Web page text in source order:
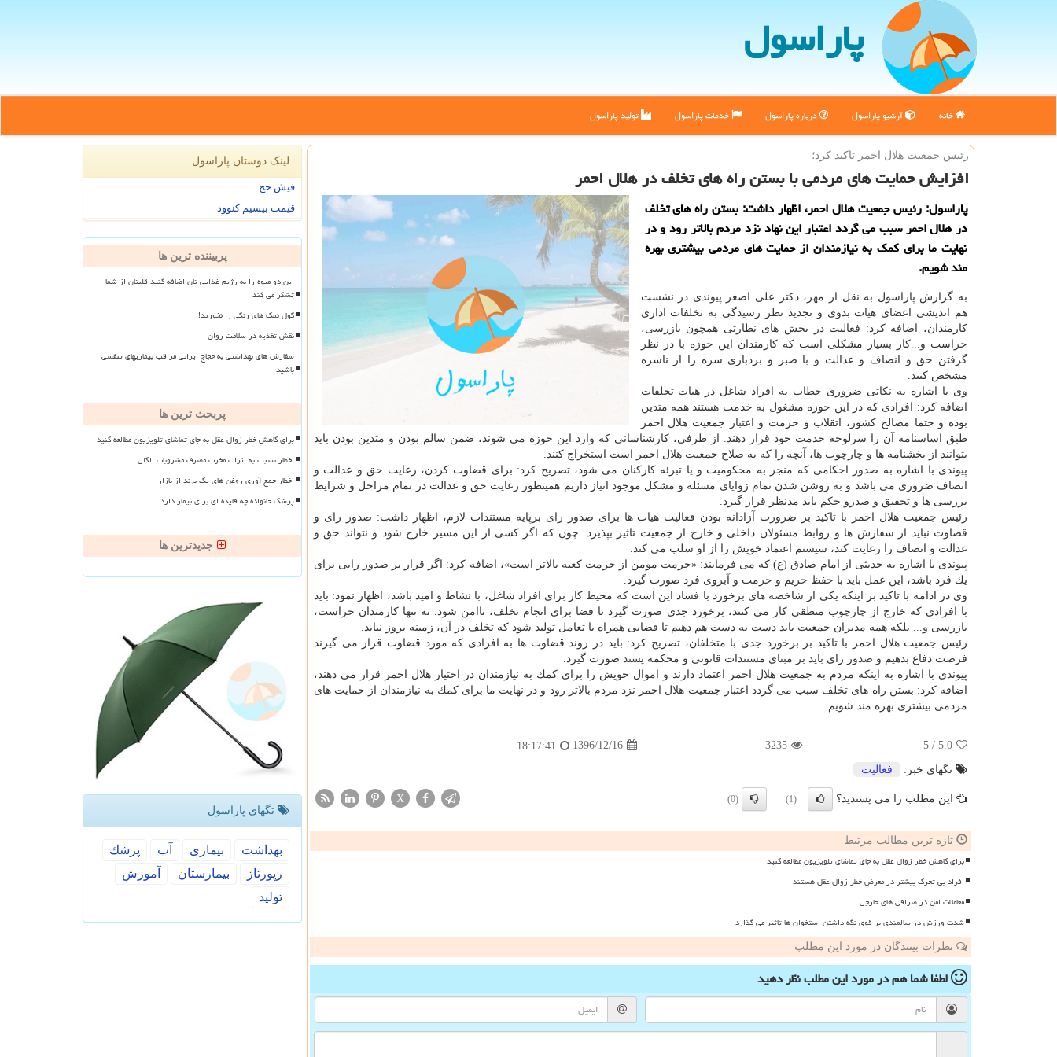
پاراسول
خانه آرشیو پاراسول درباره پاراسول خدمات پاراسول تولید پاراسول
رئیس جمعیت هلال احمر تاكید كرد؛
افزایش حمایت های مردمی با بستن راه های تخلف در هلال احمر
پاراسول: رئیس جمعیت هلال احمر، اظهار داشت: بستن راه های تخلف
در هلال احمر سبب می گردد اعتبار این نهاد نزد مردم بالاتر رود و در
نهایت ما برای كمك به نیازمندان از حمایت های مردمی بیشتری بهره
مند شویم.
به گزارش پاراسول به نقل از مهر، دكتر علی اصغر پیوندی در نشست
هم اندیشی اعضای هیات بدوی و تجدید نظر رسیدگی به تخلفات اداری
كارمندان، اضافه كرد: فعالیت در بخش های نظارتی همچون بازرسی،
حراست و...كار بسیار مشكلی است كه كارمندان این حوزه با در نظر
گرفتن حق و انصاف و عدالت و با صبر و بردباری سره را از ناسره
مشخص كنند.
وی با اشاره به نكاتی ضروری خطاب به افراد شاغل در هیات تخلفات
اضافه كرد: افرادی كه در این حوزه مشغول به خدمت هستند همه متدین
بوده و حتما مصالح كشور، اتقلاب و حرمت و اعتبار جمعیت هلال احمر
طبق اساسنامه آن را سرلوحه خدمت خود قرار دهند. از طرفی، كارشناسانی كه وارد این حوزه می شوند، ضمن سالم بودن و متدین بودن باید
بتوانند از بخشنامه ها و چارچوب ها، آنچه را كه به صلاح جمعیت هلال احمر است استخراج كنند.
پیوندی با اشاره به صدور احكامی كه منجر به محكومیت و یا تبرئه كاركنان می شود، تصریح كرد: برای قضاوت كردن، رعایت حق و عدالت و
انصاف ضروری می باشد و به روشن شدن تمام زوایای مسئله و مشكل موجود انیاز داریم همینطور رعایت حق و عدالت در تمام مراحل و شرایط
بررسی ها و تحقیق و صدرو حكم باید مدنظر قرار گیرد.
رئیس جمعیت هلال احمر با تاكید بر ضرورت آزادانه بودن فعالیت هیات ها برای صدور رای برپایه مستندات لازم، اظهار داشت: صدور رای و
قضاوت نباید از سفارش ها و روابط مسئولان داخلی و خارج از جمعیت تاثیر بپذیرد. چون كه اگر كسی از این مسیر خارج شود و نتواند حق و
عدالت و انصاف را رعایت كند، سیستم اعتماد خویش را از او سلب می كند.
پیوندی با اشاره به حدیثی از امام صادق (ع) كه می فرمایند: «حرمت مومن از حرمت كعبه بالاتر است»، اضافه كرد: اگر قرار بر صدور رایی برای
یك فرد باشد، این عمل باید با حفظ حریم و حرمت و آبروی فرد صورت گیرد.
وی در ادامه با تاكید بر اینكه یكی از شاخصه های برخورد با فساد این است كه محیط كار برای افراد شاغل، با نشاط و امید باشد، اظهار نمود: باید
با افرادی كه خارج از چارچوب منطقی كار می كنند، برخورد جدی صورت گیرد تا فضا برای انجام تخلف، ناامن شود. نه تنها كارمندان حراست،
بازرسی و... بلكه همه مدیران جمعیت باید دست به دست هم دهیم تا فضایی همراه با تعامل تولید شود كه تخلف در آن، زمینه بروز نیابد.
رئیس جمعیت هلال احمر با تاكید بر برخورد جدی با متخلفان، تصریح كرد: باید در روند قضاوت ها به افرادی كه مورد قضاوت قرار می گیرند
فرصت دفاع بدهیم و صدور رای باید بر مبنای مستندات قانونی و محكمه پسند صورت گیرد.
پیوندی با اشاره به اینكه مردم به جمعیت هلال احمر اعتماد دارند و اموال خویش را برای كمك به نیازمندان در اختیار هلال احمر قرار می دهند،
اضافه كرد: بستن راه های تخلف سبب می گردد اعتبار جمعیت هلال احمر نزد مردم بالاتر رود و در نهایت ما برای كمك به نیازمندان از حمایت های
مردمی بیشتری بهره مند شویم.
5.0
/ 5
3235
1396/12/16
18:17:41
تگهای خبر:
فعالیت
این مطلب را می پسندید؟ (1)
(0)
X
تازه ترین مطالب مرتبط
برای کاهش خطر زوال عقل به جای تماشای تلویزیون مطالعه کنید
افراد بی تحرک بیشتر در معرض خطر زوال عقل هستند
معاملات امن در صرافی های خارجی
شدت ورزش در سالمندی بر قوی نگه داشتن استخوان ها تاثیر می گذارد
نظرات بینندگان در مورد این مطلب
لطفا شما همدر مورد این مطلبنظر دهید
لینک دوستان پاراسول
فیش حج
قیمت بیسیم کنوود
پربیننده ترین ها
این دو میوه را به رژیم غذایی تان اضافه کنید قلبتان از شما
تشکر می کند
گول نمک های رنگی را نخورید!
نقش تغذیه در سلامت روان
سفارش های بهداشتی به حجاج ایرانی مراقب بیماریهای تنفسی
باشید
پربحث ترین ها
برای کاهش خطر زوال عقل به جای تماشای تلویزیون مطالعه کنید
اخطار نسبت به اثرات مخرب مصرف مشروبات الکلی
اخطار جمع آوری روغن های یک برند از بازار
پزشک خانواده چه فایده ای برای بیمار دارد
جدیدترین ها
تگهای پاراسول
بهداشت بیماری آب
پزشك
رپورتاژ
بیمارستان
آموزش
تولید